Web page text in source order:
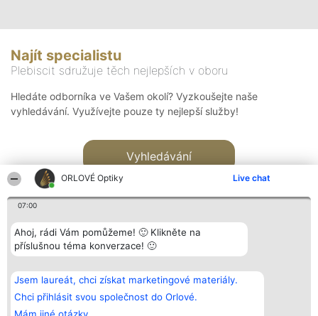
ORLOVÉ Optiky Live chat
07:00
Ahoj, rádi Vám pomůžeme! 🙂 Klikněte na
příslušnou téma konverzace! 🙂
Jsem laureát, chci získat marketingové materiály.
Chci přihlásit svou společnost do Orlové.
Najít specialistu
Plebiscit sdružuje těch nejlepších v oboru
Hledáte odborníka ve Vašem okolí? Vyzkoušejte naše
vyhledávání. Využívejte pouze ty nejlepší služby!
Vyhledávání
Bright Side Solutions sp. z o.
o. sp. k.
ul. Ruska 22
Wrocław 50-079
KRS 0000749100 | Regon
Vítězové
Seznam všech
laureátů
Zásady
Kontakt